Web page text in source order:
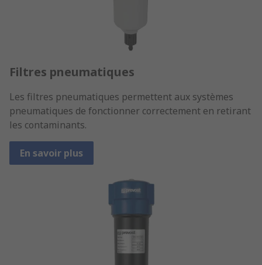
Filtres pneumatiques
Les filtres pneumatiques permettent aux systèmes
pneumatiques de fonctionner correctement en retirant
les contaminants.
En savoir plus